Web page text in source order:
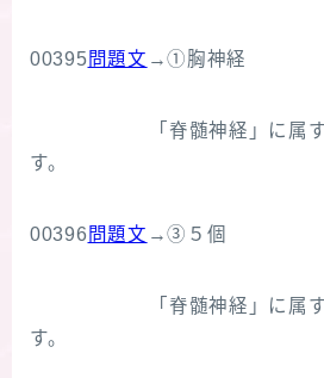
00395問題文 →①胸神経
「脊髄神経」に属する
す。
00396問題文 →③５個
「脊髄神経」に属する
す。